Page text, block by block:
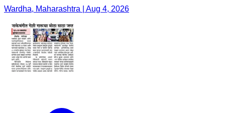
Wardha, Maharashtra | Aug 4, 2026